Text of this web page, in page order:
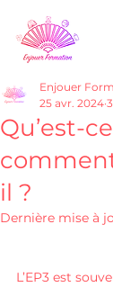
Qu’est-
il ?
Enjouer
25 avr. 2024
Dernière mise à
L’EP3 est